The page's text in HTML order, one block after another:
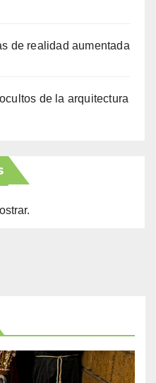
de realidad aumentada
de la arquitectura